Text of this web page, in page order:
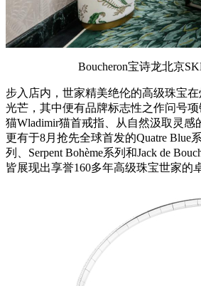
Boucheron宝诗龙北京
步入店内，世家精美绝伦的高级珠宝
光芒，其中便有品牌标志性之作问号
猫Wladimir猫首戒指、从自然汲取灵感
更有于8月抢先全球首发的Quatre Blue
列、Serpent Bohème系列和Jack de
皆展现出享誉160多年高级珠宝世家的